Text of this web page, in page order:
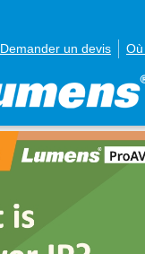
Demander un devis